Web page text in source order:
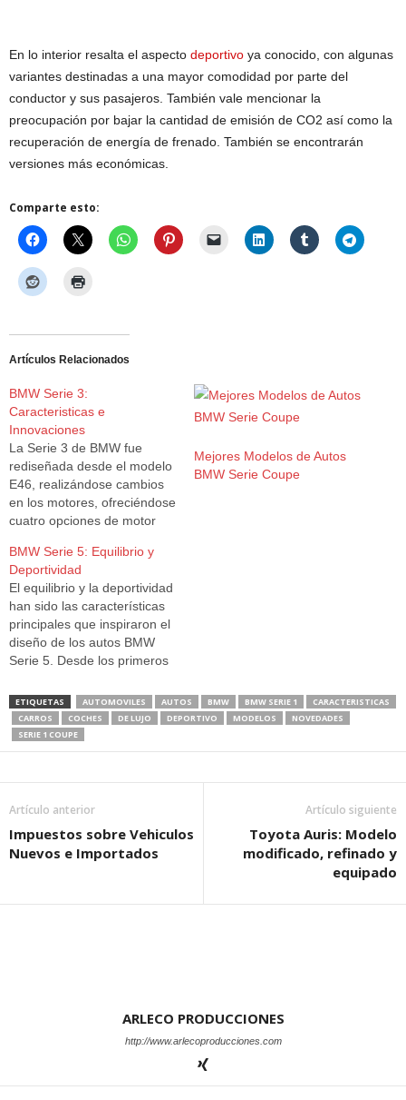
En lo interior resalta el aspecto deportivo ya conocido, con algunas
variantes destinadas a una mayor comodidad por parte del
conductor y sus pasajeros. También vale mencionar la
preocupación por bajar la cantidad de emisión de CO2 así como la
recuperación de energía de frenado. También se encontrarán
versiones más económicas.
Comparte esto:
Artículos Relacionados
BMW Serie 3:
Caracteristicas e
Innovaciones
La Serie 3 de BMW fue
rediseñada desde el modelo
E46, realizándose cambios
en los motores, ofreciéndose
cuatro opciones de motor
dos de estas son parte de la
nueva serie “N” de motores
de la BMW. Otros cambios
realizados se dan en la…
Mejores Modelos de Autos
BMW Serie Coupe
BMW Serie 5: Equilibrio y
Deportividad
El equilibrio y la deportividad
han sido las características
principales que inspiraron el
diseño de los autos BMW
Serie 5. Desde los primeros
ha procurado mantener
siempre la imagen dinámica
al igual que en la
performance. Fueron 6 las
a lo largo…
ETIQUETAS AUTOMOVILES AUTOS BMW BMW SERIE 1
CARACTERISTICAS
CARROS
COCHES DE LUJO DEPORTIVO MODELOS
NOVEDADES
SERIE 1 COUPE
Artículo anterior
Impuestos sobre Vehiculos
Nuevos e Importados
Artículo siguiente
Toyota Auris: Modelo
modificado, refinado y
equipado
ARLECO PRODUCCIONES
http://www.arlecoproducciones.com